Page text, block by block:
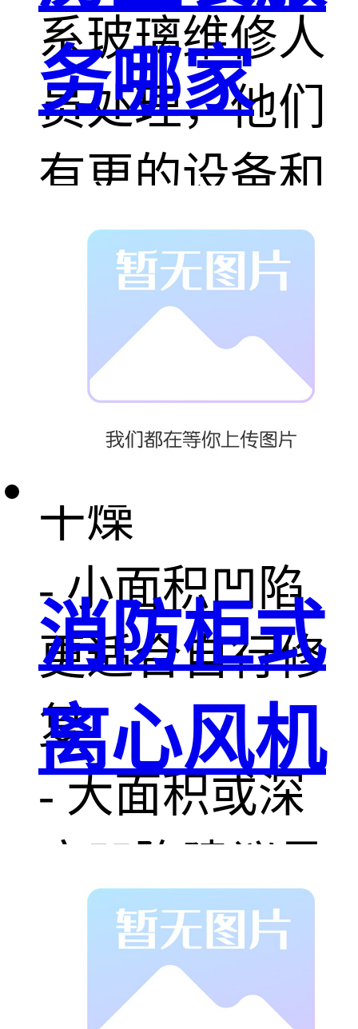
系玻璃维修人
员处理，他们
有更的设备和
经验。
注意事项：
- 操作前确保
玻璃表面清洁
干燥
- 小面积凹陷
更适合自行修
复
- 大面积或深
求帮助
- 修复后避免
务哪家
消防柜式
离心风机